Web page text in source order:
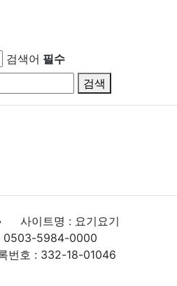
검색어 필수
검색
사이트명 : 요기요기
0503-5984-0000
번호 : 332-18-01046